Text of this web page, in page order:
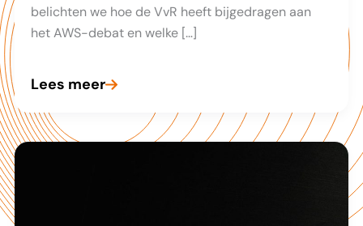
belichten we hoe de VvR heeft bijgedragen aan
het AWS-debat en welke […]
De
rol
van
Lees meer